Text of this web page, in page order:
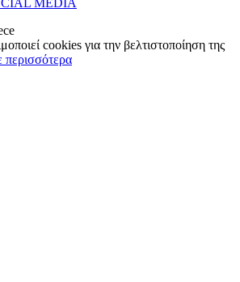
cookies για την βελτιστοποίηση της